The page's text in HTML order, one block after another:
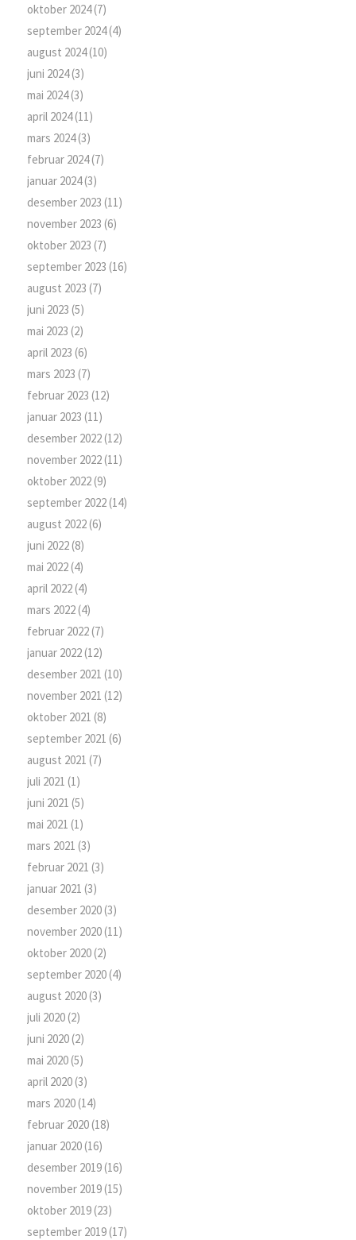
oktober 2024(7)
september 2024(4)
august 2024(10)
juni 2024(3)
mai 2024(3)
april 2024(11)
mars 2024(3)
februar 2024(7)
januar 2024(3)
desember 2023 (11)
november 2023 (6)
oktober 2023 (7)
september 2023 (16)
august 2023 (7)
juni 2023 (5)
mai 2023 (2)
april 2023 (6)
mars 2023 (7)
februar 2023 (12)
januar 2023 (11)
desember 2022(12)
november 2022(11)
oktober 2022(9)
september 2022(14)
august 2022(6)
juni 2022(8)
mai 2022(4)
april 2022(4)
mars 2022(4)
februar 2022(7)
januar 2022(12)
desember 2021 (10)
november 2021 (12)
oktober 2021 (8)
september 2021 (6)
august 2021 (7)
juli 2021 (1)
juni 2021 (5)
mai 2021 (1)
mars 2021 (3)
februar 2021 (3)
januar 2021 (3)
desember 2020(3)
november 2020(11)
oktober 2020(2)
september 2020(4)
august 2020(3)
juli 2020(2)
juni 2020(2)
mai 2020(5)
april 2020(3)
mars 2020(14)
februar 2020(18)
januar 2020(16)
desember 2019(16)
november 2019(15)
oktober 2019(23)
september 2019(17)